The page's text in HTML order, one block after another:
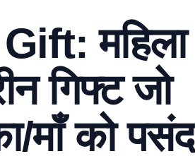
महिला
गिफ्ट जो
माँ को पसंद